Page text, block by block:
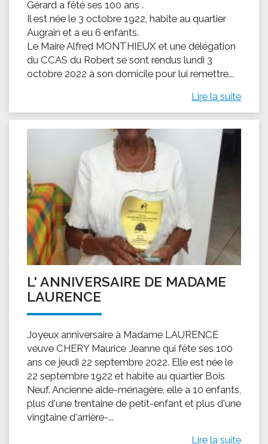
Gérard a fêté ses 100 ans .
Il est née le 3 octobre 1922, habite au quartier
Augrain et a eu 6 enfants.
Le Maire Alfred MONTHIEUX et une délégation
du CCAS du Robert se sont rendus lundi 3
octobre 2022 à son domicile pour lui remettre...
Lire la suite
L' ANNIVERSAIRE DE MADAME
LAURENCE
Joyeux anniversaire à Madame LAURENCE
veuve CHERY Maurice Jeanne qui fête ses 100
ans ce jeudi 22 septembre 2022. Elle est née le
22 septembre 1922 et habite au quartier Bois
Neuf. Ancienne aide-ménagère, elle a 10 enfants,
plus d'une trentaine de petit-enfant et plus d'une
vingtaine d'arrière-...
Lire la suite